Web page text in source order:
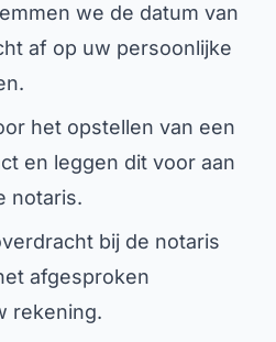
we de datum van
af op uw persoonlijke
het opstellen van een
en leggen dit voor aan
notaris.
bij de notaris
afgesproken
rekening.